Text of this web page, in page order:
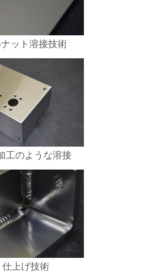
ット溶接技術
工のような溶接
仕上げ技術